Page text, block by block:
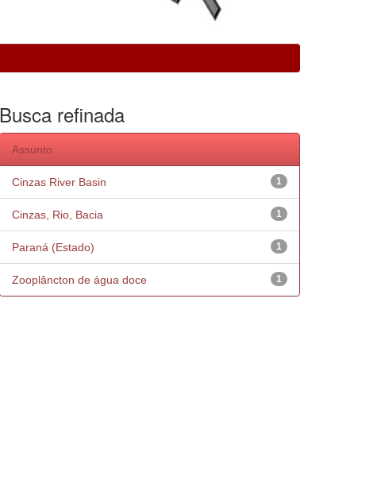
Busca refinada
Assunto
1
Cinzas River Basin
1
Cinzas, Rio, Bacia
1
Paraná (Estado)
1
Zooplâncton de água doce